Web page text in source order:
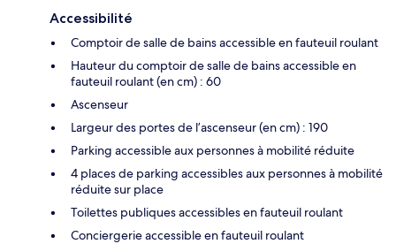
Accessibilité
Comptoir de salle de bains accessible en fauteuil roulant
Hauteur du comptoir de salle de bains accessible en
fauteuil roulant (en cm) : 60
Ascenseur
Largeur des portes de l’ascenseur (en cm) : 190
Parking accessible aux personnes à mobilité réduite
4 places de parking accessibles aux personnes à mobilité
réduite sur place
Toilettes publiques accessibles en fauteuil roulant
Conciergerie accessible en fauteuil roulant